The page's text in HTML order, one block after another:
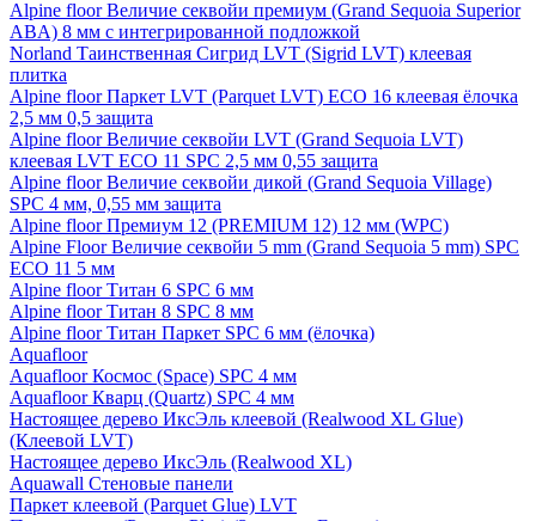
Alpine floor Величие секвойи премиум (Grand Sequoia Superior
ABA) 8 мм с интегрированной подложкой
Norland Таинственная Сигрид LVT (Sigrid LVT) клеевая
плитка
Alpine floor Паркет LVT (Parquet LVT) ECO 16 клеевая ёлочка
2,5 мм 0,5 защита
Alpine floor Величие секвойи LVT (Grand Sequoia LVT)
клеевая LVT ECO 11 SPC 2,5 мм 0,55 защита
Alpine floor Величие секвойи дикой (Grand Sequoia Village)
SPC 4 мм, 0,55 мм защита
Alpine floor Премиум 12 (PREMIUM 12) 12 мм (WPC)
Alpine Floor Величие секвойи 5 mm (Grand Sequoia 5 mm) SPC
ECO 11 5 мм
Alpine floor Титан 6 SPC 6 мм
Alpine floor Титан 8 SPC 8 мм
Alpine floor Титан Паркет SPC 6 мм (ёлочка)
Aquafloor
Aquafloor Космос (Space) SPC 4 мм
Aquafloor Кварц (Quartz) SPC 4 мм
Настоящее дерево ИксЭль клеевой (Realwood XL Glue)
(Клеевой LVT)
Настоящее дерево ИксЭль (Realwood XL)
Aquawall Стеновые панели
Паркет клеевой (Parquet Glue) LVT